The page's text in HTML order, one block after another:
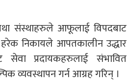
संस्थाहरुले आफूलाई विपदबाट
हरेक निकायले आपतकालीन उद्धार
प्रदायकहरुलाई संभावित
व्यवस्थापन गर्न आग्रह गरिन् ।